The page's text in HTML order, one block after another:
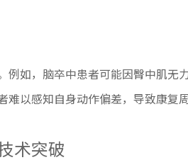
例如，脑卒中患者可能因臀中肌
以感知自身动作偏差，导致康复周
术突破